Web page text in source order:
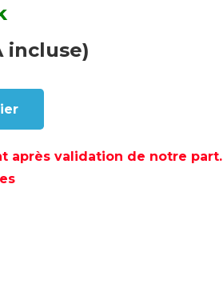
incluse)
après validation de notre part.